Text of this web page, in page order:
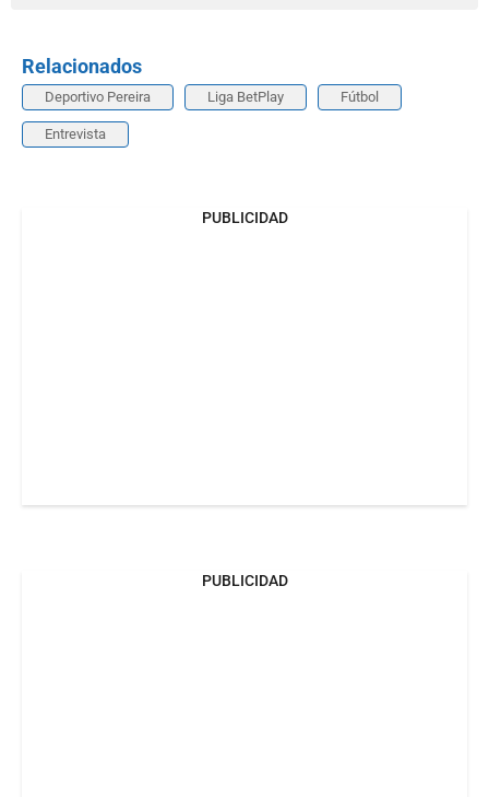
Relacionados
Deportivo Pereira Liga BetPlay Fútbol
Entrevista
PUBLICIDAD
PUBLICIDAD